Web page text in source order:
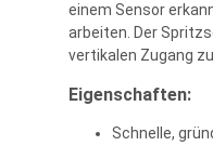
einem Sensor
arbeiten. Der
vertikalen Zugang
Eigenschaften:
Schnelle,